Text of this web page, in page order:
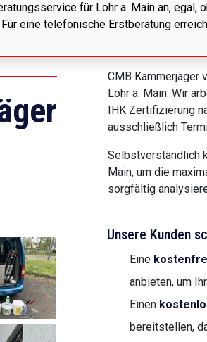
für Lohr a. Main an,
Für eine telefonische Erstberatung
CMB Kammerjäger
Lohr a. Main. Wir
IHK Zertifizierung
ausschließlich
Selbstverständlich
Main, um die
sorgfältig
Unsere Kunden
Eine
anbieten, um
Einen
bereitstellen,